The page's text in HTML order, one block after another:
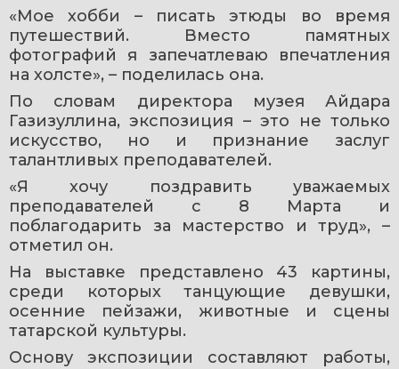
«Мое хобби – писать этюды во время
путешествий. Вместо памятных
фотографий я запечатлеваю впечатления
на холсте», – поделилась она.
По словам директора музея Айдара
Газизуллина, экспозиция – это не только
искусство, но и признание заслуг
талантливых преподавателей.
«Я хочу поздравить уважаемых
преподавателей с 8 Марта и
поблагодарить за мастерство и труд», –
отметил он.
На выставке представлено 43 картины,
среди которых танцующие девушки,
осенние пейзажи, животные и сцены
татарской культуры.
Основу экспозиции составляют работы,